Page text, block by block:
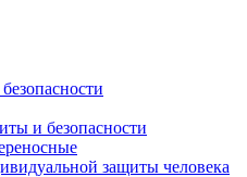
и безопасности
защиты человека